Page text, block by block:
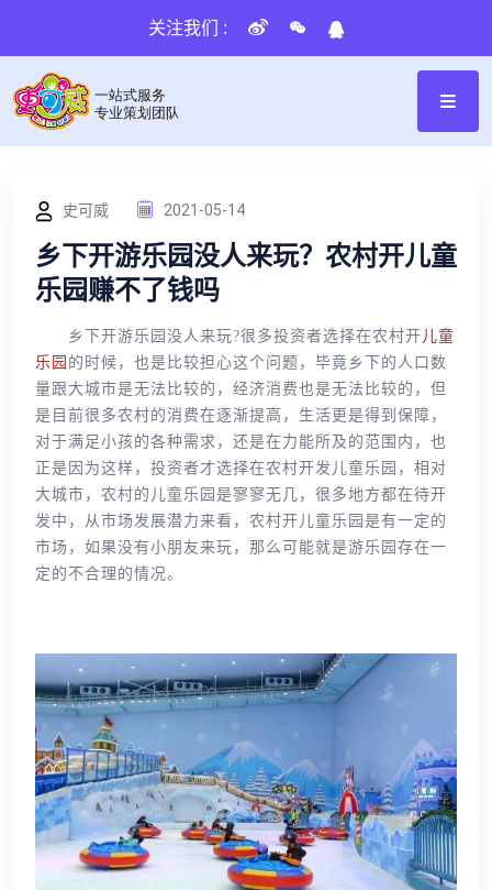
关注我们 :
史可威 2021-05-14
乡下开游乐园没人来玩？农村开儿童
乐园赚不了钱吗
乡下开游乐园没人来玩?很多投资者选择在农村开 儿童
乐园 的时候，也是比较担心这个问题，毕竟乡下的人口数
量跟大城市是无法比较的，经济消费也是无法比较的，但
是目前很多农村的消费在逐渐提高，生活更是得到保障，
对于满足小孩的各种需求，还是在力能所及的范围内，也
正是因为这样，投资者才选择在农村开发儿童乐园，相对
大城市，农村的儿童乐园是寥寥无几，很多地方都在待开
发中，从市场发展潜力来看，农村开儿童乐园是有一定的
市场，如果没有小朋友来玩，那么可能就是游乐园存在一
定的不合理的情况。